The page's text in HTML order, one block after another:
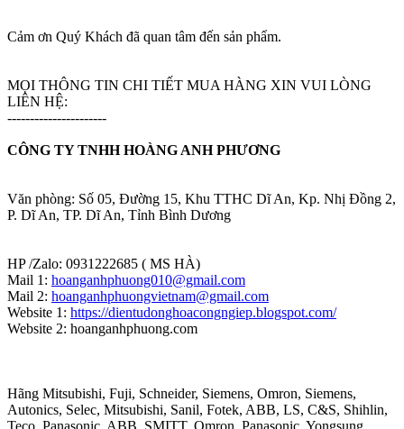
Cảm ơn Quý Khách đã quan tâm đến sản phẩm.
MỌI THÔNG TIN CHI TIẾT MUA HÀNG XIN VUI LÒNG
LIÊN HỆ:
----------------------
CÔNG TY TNHH HOÀNG ANH PHƯƠNG
Văn phòng: Số 05, Đường 15, Khu TTHC Dĩ An, Kp. Nhị Đồng 2,
P. Dĩ An, TP. Dĩ An, Tỉnh Bình Dương
HP /Zalo: 0931222685 ( MS HÀ)
Mail 1: hoanganhphuong010@gmail.com
Mail 2: hoanganhphuongvietnam@gmail.com
Website 1: https://dientudonghoacongngiep.blogspot.com/
Website 2: hoanganhphuong.com
Hãng Mitsubishi, Fuji, Schneider, Siemens, Omron, Siemens,
Autonics, Selec, Mitsubishi, Sanil, Fotek, ABB, LS, C&S, Shihlin,